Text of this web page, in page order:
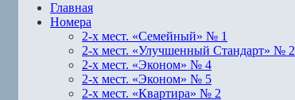
Главная
Номера
2-х мест. «Семейный» № 1
2-х мест. «Улучшенный Стандарт» № 2
2-х мест. «Эконом» № 4
2-х мест. «Эконом» № 5
2-х мест. «Квартира» № 2